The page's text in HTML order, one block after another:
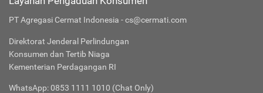
PT Agregasi Cermat Indonesia - cs@cermati.com
Direktorat Jenderal Perlindungan
Konsumen dan Tertib Niaga
Kementerian Perdagangan RI
WhatsApp: 0853 1111 1010 (Chat Only)